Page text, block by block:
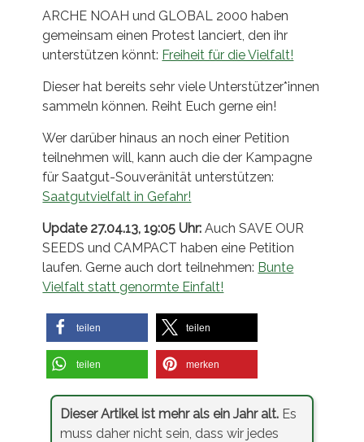
ARCHE NOAH und GLOBAL 2000 haben
gemeinsam einen Protest lanciert, den ihr
unterstützen könnt: Freiheit für die Vielfalt!
Dieser hat bereits sehr viele Unterstützer*innen
sammeln können. Reiht Euch gerne ein!
Wer darüber hinaus an noch einer Petition
teilnehmen will, kann auch die der Kampagne
für Saatgut-Souveränität unterstützen:
Saatgutvielfalt in Gefahr!
Update 27.04.13, 19:05 Uhr: Auch SAVE OUR
SEEDS und CAMPACT haben eine Petition
laufen. Gerne auch dort teilnehmen: Bunte
Vielfalt statt genormte Einfalt!
teilen teilen
teilen merken
Dieser Artikel ist mehr als ein Jahr alt. Es
muss daher nicht sein, dass wir jedes